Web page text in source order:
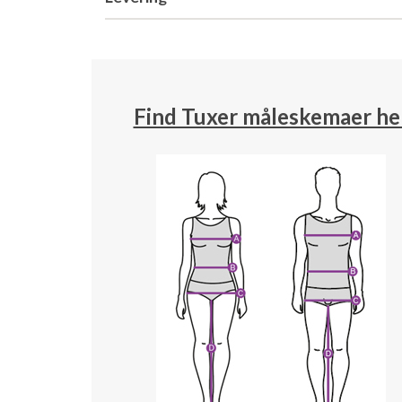
Find Tuxer måleskemaer